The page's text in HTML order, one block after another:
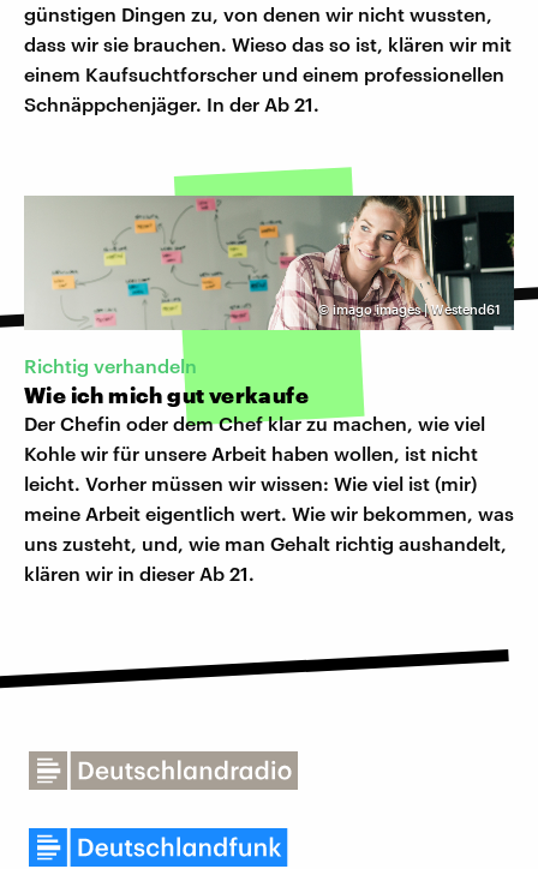
günstigen Dingen zu, von denen wir nicht wussten,
dass wir sie brauchen. Wieso das so ist, klären wir mit
einem Kaufsuchtforscher und einem professionellen
Schnäppchenjäger. In der Ab 21.
©imago images | Westend61
Richtig verhandeln
Wie ich mich gut verkaufe
Der Chefin oder dem Chef klar zu machen, wie viel
Kohle wir für unsere Arbeit haben wollen, ist nicht
leicht. Vorher müssen wir wissen: Wie viel ist (mir)
meine Arbeit eigentlich wert. Wie wir bekommen, was
uns zusteht, und, wie man Gehalt richtig aushandelt,
klären wir in dieser Ab 21.